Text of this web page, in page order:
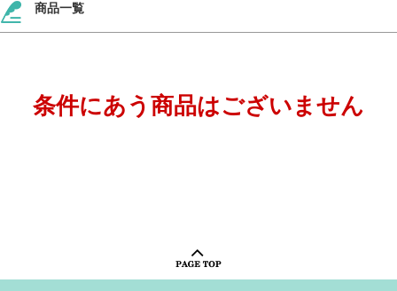
商品一覧
条件にあう商品はございません